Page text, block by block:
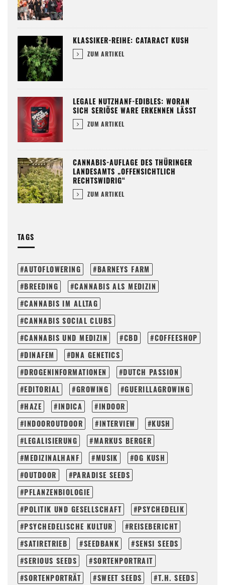
KLASSIKER-REIHE: CATARACT KUSH
ZUM ARTIKEL
LEGALE NUTZHANF-EDIBLES: WORAN
SICH SERIÖSE WARE ERKENNEN LÄSST
ZUM ARTIKEL
CANNABIS-AUFLAGE DES THÜRINGER
LANDESAMTS „OFFENSICHTLICH
RECHTSWIDRIG“
ZUM ARTIKEL
TAGS
AUTOFLOWERING
BARNEYS FARM
BREEDING
CANNABIS ALS MEDIZIN
CANNABIS IM ALLTAG
CANNABIS SOCIAL CLUBS
CANNABIS UND MEDIZIN
CBD
COFFEESHOP
DINAFEM
DNA GENETICS
DROGENINFORMATIONEN
DUTCH PASSION
EDITORIAL
GROWING
GUERILLAGROWING
HAZE
INDICA
INDOOR
INDOOROUTDOOR
INTERVIEW
KUSH
LEGALISIERUNG
MARKUS BERGER
MEDIZINALHANF
MUSIK
OG KUSH
OUTDOOR
PARADISE SEEDS
PFLANZENBIOLOGIE
POLITIK UND GESELLSCHAFT
PSYCHEDELIK
PSYCHEDELISCHE KULTUR
REISEBERICHT
SATIRETRIEB
SEEDBANK
SENSI SEEDS
SERIOUS SEEDS
SORTENPORTRAIT
SORTENPORTRÄT
SWEET SEEDS
T.H. SEEDS